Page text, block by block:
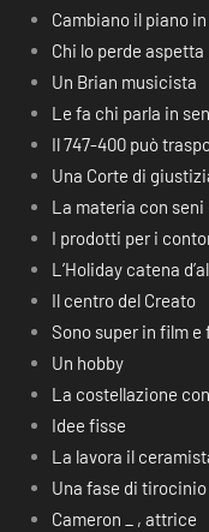
Cambiano il piano
Chi lo perde
Un Brian musicista
Le fa chi parla in
Il 747-400 può
Una Corte di
La materia con seni
I prodotti per i
L’Holiday catena
Il centro del Creato
Sono super in film e
Un hobby
La costellazione
Idee fisse
La lavora il
Una fase di tirocinio
Cameron _ , attrice